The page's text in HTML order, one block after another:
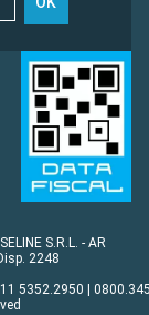
S.R.L. - AR
2248
5352.2950 |